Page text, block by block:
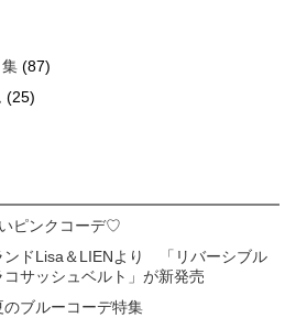
(87)
(25)
ピンクコーデ♡
ンドLisa＆LIENより 「リバーシブル
サッシュベルト」が新発売
ブルーコーデ特集